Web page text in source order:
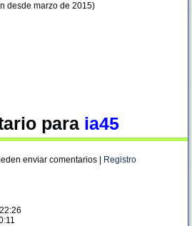
desde marzo de 2015)
para ia45
enviar comentarios | Registro